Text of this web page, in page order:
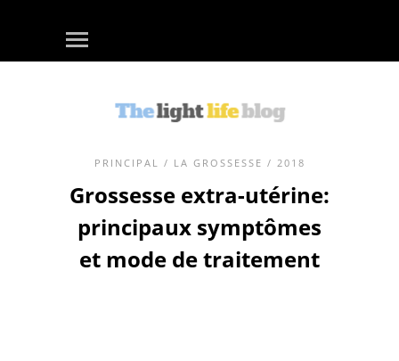
PRINCIPAL / LA GROSSESSE / 2018
Grossesse extra-utérine:
principaux symptômes
et mode de traitement